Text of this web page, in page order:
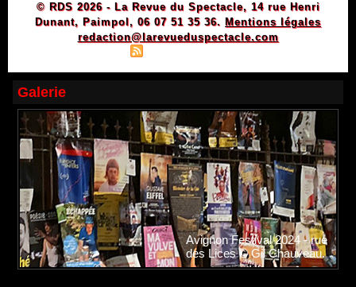
© RDS 2026 - La Revue du Spectacle, 14 rue Henri
Dunant, Paimpol, 06 07 51 35 36. Mentions légales
redaction@larevueduspectacle.com
Galerie
Avignon Festival 2024 - rue
des Lices © Gil Chauveau.